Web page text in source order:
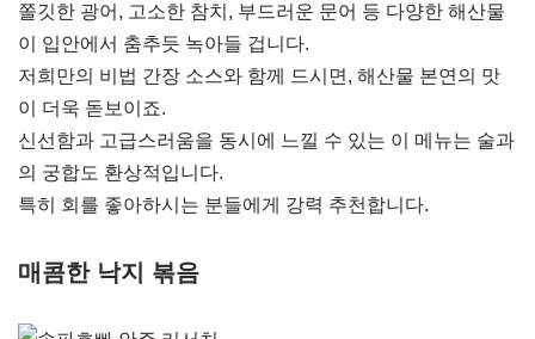
쫄깃한 광어, 고소한 참치, 부드러운 문어 등 다양한 해산물
이 입안에서 춤추듯 녹아들 겁니다.
저희만의 비법 간장 소스와 함께 드시면, 해산물 본연의 맛
이 더욱 돋보이죠.
신선함과 고급스러움을 동시에 느낄 수 있는 이 메뉴는 술과
의 궁합도 환상적입니다.
특히 회를 좋아하시는 분들에게 강력 추천합니다.
매콤한 낙지 볶음